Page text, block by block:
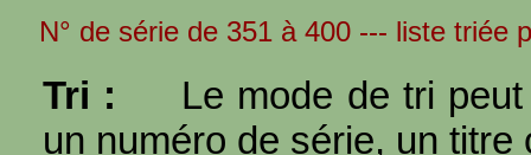
N° de série de 351 à 400 --- liste triée
Tri :
Le mode de tri
un numéro de série, un titre